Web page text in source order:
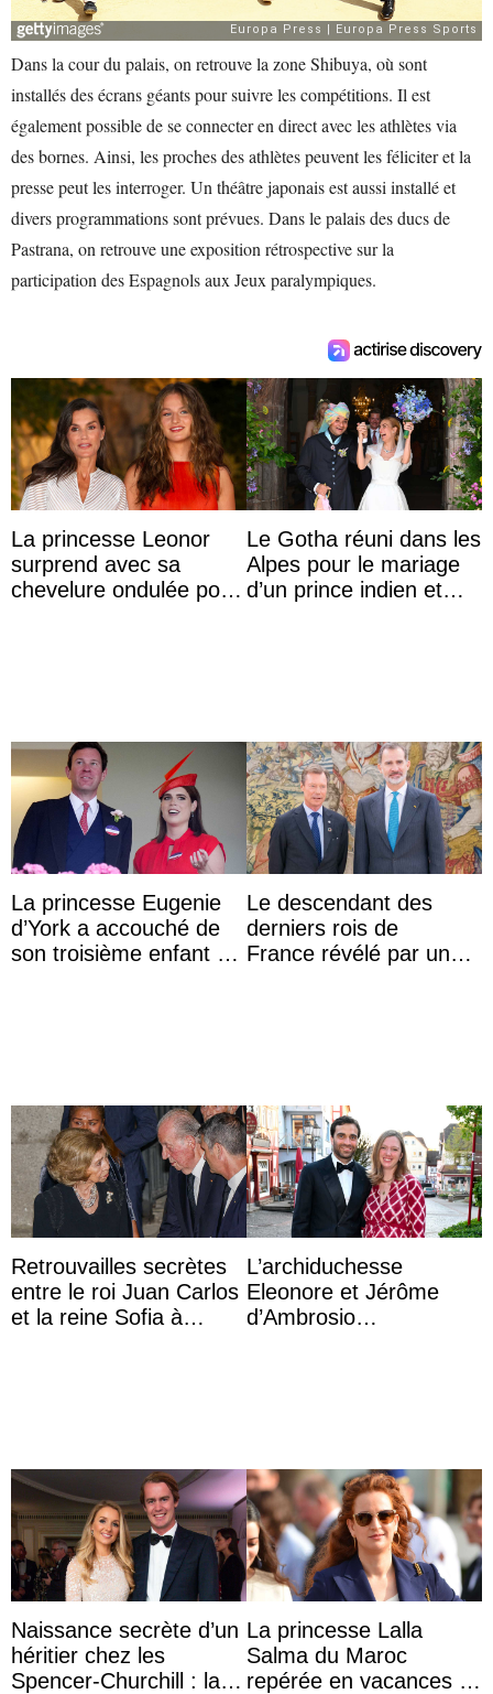
Dans la cour du palais, on retrouve la zone Shibuya, où sont
installés des écrans géants pour suivre les compétitions. Il est
également possible de se connecter en direct avec les athlètes via
des bornes. Ainsi, les proches des athlètes peuvent les féliciter et la
presse peut les interroger. Un théâtre japonais est aussi installé et
divers programmations sont prévues. Dans le palais des ducs de
Pastrana, on retrouve une exposition rétrospective sur la
participation des Espagnols aux Jeux paralympiques.
La princesse Leonor
surprend avec sa
chevelure ondulée pour
Le Gotha réuni dans les
Alpes pour le mariage
d’un prince indien et
La princesse Eugenie
d’York a accouché de
son troisième enfant et
Le descendant des
derniers rois de
France révélé par un
Retrouvailles secrètes
entre le roi Juan Carlos
et la reine Sofia à
L’archiduchesse
Eleonore et Jérôme
d’Ambrosio
Naissance secrète d’un
héritier chez les
Spencer-Churchill : la
La princesse Lalla
Salma du Maroc
repérée en vacances à